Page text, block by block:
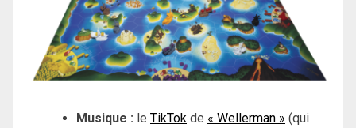
Musique : le TikTok de « Wellerman » (qui